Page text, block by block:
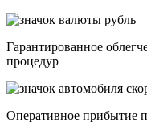
Гарантированное
процедур
Опеpативное прибытие